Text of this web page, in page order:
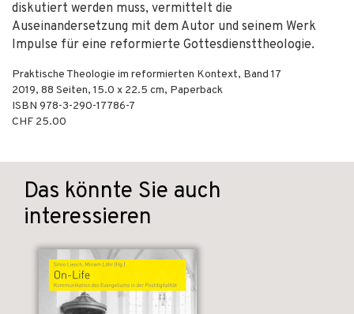
diskutiert werden muss, vermittelt die
Auseinandersetzung mit dem Autor und seinem Werk
Impulse für eine reformierte Gottesdiensttheologie.
Praktische Theologie im reformierten Kontext, Band 17
2019, 88 Seiten, 15.0 x 22.5 cm, Paperback
ISBN 978-3-290-17786-7
CHF 25.00
Das könnte Sie auch
interessieren